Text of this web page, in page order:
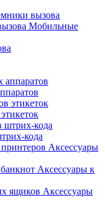
вызова
Мобильные
кода
Аксессуары
Аксессуары к
Аксессуары